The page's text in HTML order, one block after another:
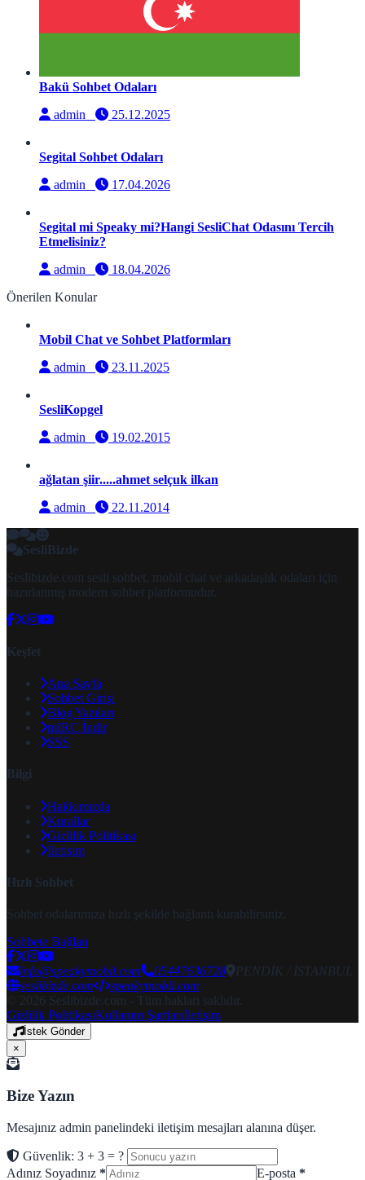
Bakü Sohbet Odaları
admin
25.12.2025
Segital Sohbet Odaları
admin
17.04.2026
Segital mi Speaky mi?Hangi SesliChat Odasını Tercih
Etmelisiniz?
admin
18.04.2026
Önerilen Konular
Mobil Chat ve Sohbet Platformları
admin
23.11.2025
SesliKopgel
admin
19.02.2015
ağlatan şiir.....ahmet selçuk ilkan
admin
22.11.2014
SesliBizde
Seslibizde.com sesli sohbet, mobil chat ve arkadaşlık odaları için
hazırlanmış modern sohbet platformudur.
Keşfet
Ana Sayfa
Sohbet Girişi
Blog Yazıları
mIRC İndir
SSS
Bilgi
Hakkımızda
Kurallar
Gizlilik Politikası
İletişim
Hızlı Sohbet
Sohbet odalarımıza hızlı şekilde bağlantı kurabilirsiniz.
Sohbete Bağlan
info@speakymobil.com 05447636728
PENDİK / İSTANBUL
seslibizde.com
speakymobil.com
© 2026 Seslibizde.com - Tüm hakları saklıdır.
Gizlilik PolitikasıKullanım Şartlarıİletişim
İstek Gönder
×
Bize Yazın
Mesajınız admin panelindeki iletişim mesajları alanına düşer.
Güvenlik: 3 + 3 = ?
Adınız Soyadınız * E-posta *